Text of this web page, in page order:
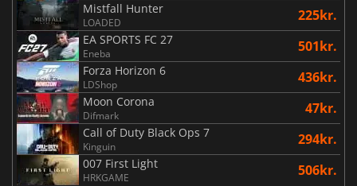
Mistfall Hunter
LOADED 225kr.
EA SPORTS FC 27
Eneba 501kr.
Forza Horizon 6
LDShop 436kr.
Moon Corona
Difmark 47kr.
Call of Duty Black Ops 7
Kinguin 294kr.
007 First Light
HRKGAME 506kr.